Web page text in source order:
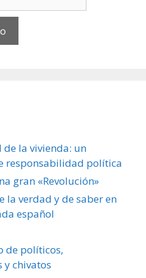
la vivienda: un
responsabilidad política
gran «Revolución»
la verdad y de saber en
español
de políticos,
y chivatos